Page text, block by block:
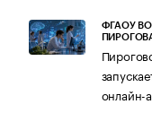
ФГАОУ
онлайн-